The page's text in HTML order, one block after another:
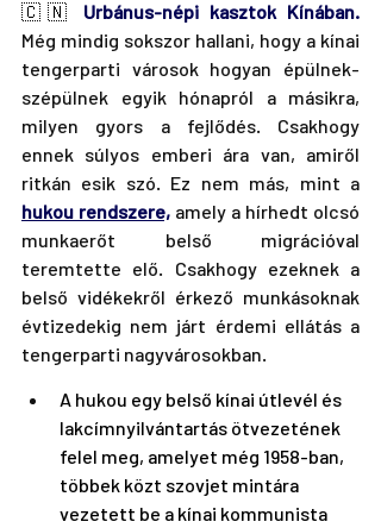
🇨🇳
Még mindig sokszor hallani, hogy a kínai
tengerparti városok hogyan épülnek-
szépülnek egyik hónapról a másikra,
milyen gyors a fejlődés. Csakhogy
ennek súlyos emberi ára van, amiről
hukou rendszere, amely a hírhedt olcsó
munkaerőt belső migrációval
teremtette elő. Csakhogy ezeknek a
belső vidékekről érkező munkásoknak
évtizedekig nem járt érdemi ellátás a
tengerparti nagyvárosokban.
A hukou egy belső kínai útlevél és
lakcímnyilvántartás ötvezetének
felel meg, amelyet még 1958-ban,
többek közt szovjet mintára
vezetett be a kínai kommunista